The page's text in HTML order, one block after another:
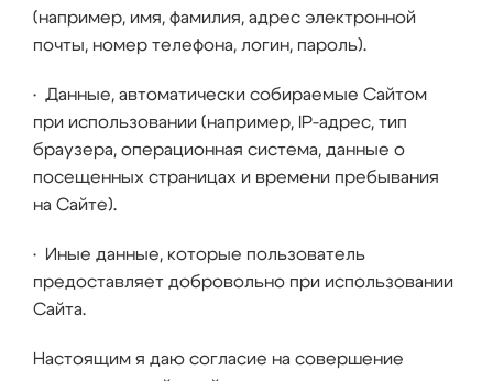
(например, имя, фамилия, адрес электронной
почты, номер телефона, логин, пароль).
• Данные, автоматически собираемые Сайтом
при использовании (например, IP-адрес, тип
браузера, операционная система, данные о
посещенных страницах и времени пребывания
на Сайте).
• Иные данные, которые пользователь
предоставляет добровольно при использовании
Сайта.
Настоящим я даю согласие на совершение